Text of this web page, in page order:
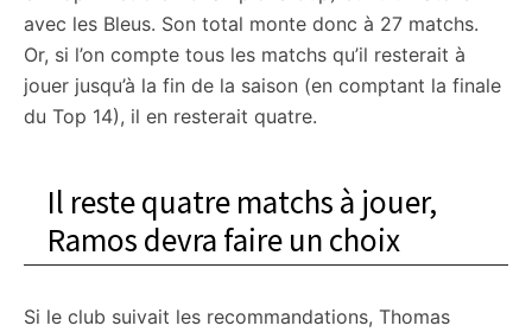
avec les Bleus. Son total monte donc à 27 matchs.
Or, si l’on compte tous les matchs qu’il resterait à
jouer jusqu’à la fin de la saison (en comptant la finale
du Top 14), il en resterait quatre.
Il reste quatre matchs à jouer,
Ramos devra faire un choix
Si le club suivait les recommandations, Thomas